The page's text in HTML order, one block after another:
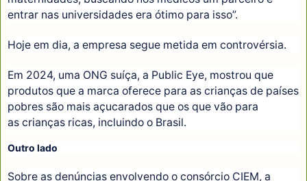
entrar nas universidades era ótimo para isso”.
Hoje em dia, a empresa segue metida em controvérsia.
Em 2024, uma ONG suíça, a Public Eye, mostrou que
produtos que a marca oferece para as crianças de países
pobres são mais açucarados que os que vão para
as crianças ricas, incluindo o Brasil.
Outro lado
Sobre as denúncias envolvendo o consórcio CIEM, a